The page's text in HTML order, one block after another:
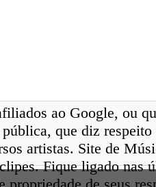
ao Google, ou
que diz
artistas. Site de
Fique ligado nas